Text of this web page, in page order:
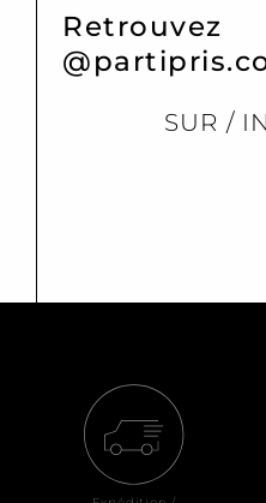
Retrouvez
SUR /